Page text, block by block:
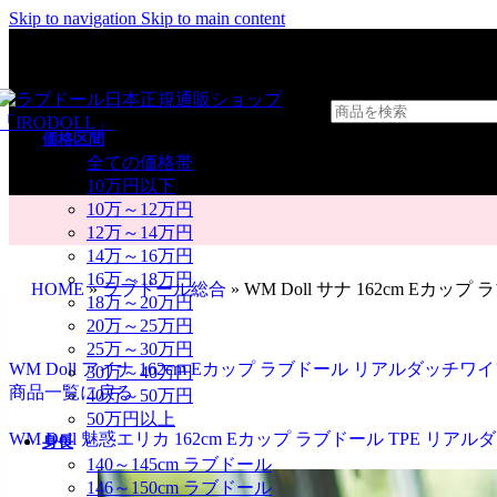
Skip to navigation Skip to main content
価格区間
全ての価格帯
10万円以下
10万～12万円
12万～14万円
14万～16万円
16万～18万円
18万～20万円
20万～25万円
25万～30万円
30万～40万円
40万～50万円
50万円以上
身長
140～145cm ラブドール
146～150cm ラブドール
HOME»ラブドール総合 » WM Doll サナ 162cm Eカップ
WM Doll アイナ 162cm Eカップ ラブドール リアルダッチワ
商品一覧に戻る
WM Doll 魅惑エリカ 162cm Eカップ ラブドール TPE リアル